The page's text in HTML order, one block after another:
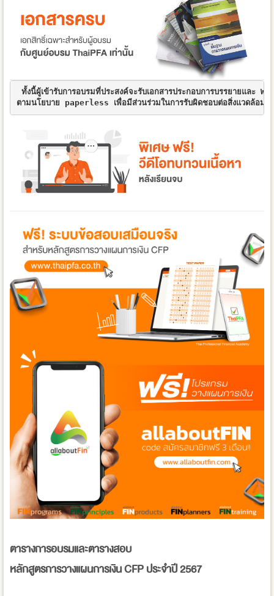
ทั้งนี้ผู้เข้ารับการอบรมที่ประสงค์จะรับเอกสารประกอบการบรรยายและ
ตามนโยบาย paperless เพื่อมีส่วนร่วมในการรับผิดชอบต่อสิ่งแวดล้อมอัน
ตารางการอบรมและตารางสอบ
หลักสูตรการวางแผนการเงิน CFP ประจำปี 2567